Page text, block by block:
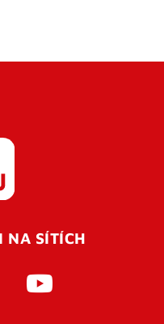
NA SÍTÍCH